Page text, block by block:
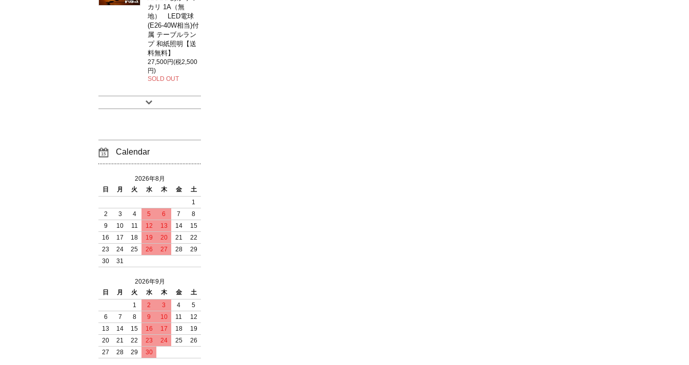
カリ 1A（無
地） LED電球
(E26-40W相当)付
属 テーブルラン
プ 和紙照明【送
料無料】
27,500円(税2,500
円)
SOLD OUT
Calendar
2026年8月
日
月 火 水 木 金
土
1
2
3 4 5 6 7
8
9
10 11 12 13 14
15
16
17 18 19 20 21
22
23
24 25 26 27 28
29
30
31
2026年9月
日
月 火 水 木 金
土
1
2 3 4
5
6
7 8 9 10 11
12
13
14 15 16 17 18
19
20
21 22 23 24 25
26
27
28 29 30